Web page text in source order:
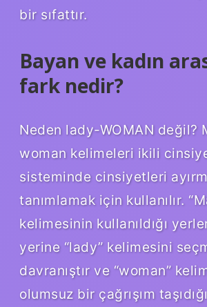
bir sıfattır.
Bayan ve kadın
fark nedir?
Neden lady-WOMAN değil?
woman kelimeleri ikili
sisteminde cinsiyetleri
tanımlamak için kullanılır.
kelimesinin kullanıldığı
yerine “lady” kelimesini
davranıştır ve “woman”
olumsuz bir çağrışım taşıdığı